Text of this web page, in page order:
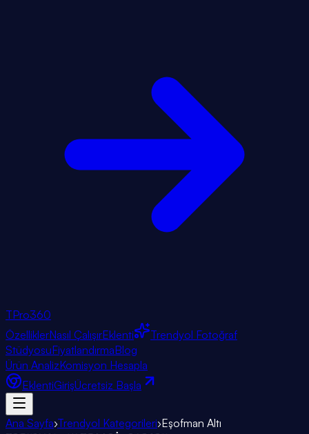
TPro360
ÖzelliklerNasıl ÇalışırEklenti
Trendyol Fotoğraf
StüdyosuFiyatlandırmaBlog
Ürün AnalizKomisyon Hesapla
EklentiGirişÜcretsiz Başla
Ana Sayfa›Trendyol Kategorileri›Eşofman Altı